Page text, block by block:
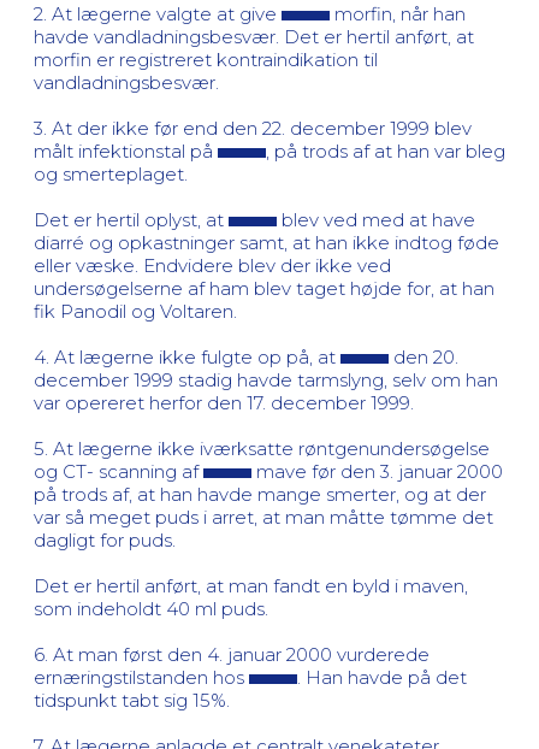
2. At lægerne valgte at give
morfin, når han
havde vandladningsbesvær. Det er hertil anført, at
morfin er registreret kontraindikation til
vandladningsbesvær.
3. At der ikke før end den 22. december 1999 blev
målt infektionstal på
, på trods af at han var bleg
og smerteplaget.
Det er hertil oplyst, at
blev ved med at have
diarré og opkastninger samt, at han ikke indtog føde
eller væske. Endvidere blev der ikke ved
undersøgelserne af ham blev taget højde for, at han
fik Panodil og Voltaren.
4. At lægerne ikke fulgte op på, at
den 20.
december 1999 stadig havde tarmslyng, selv om han
var opereret herfor den 17. december 1999.
5. At lægerne ikke iværksatte røntgenundersøgelse
og CT- scanning af
mave før den 3. januar 2000
på trods af, at han havde mange smerter, og at der
var så meget puds i arret, at man måtte tømme det
dagligt for puds.
Det er hertil anført, at man fandt en byld i maven,
som indeholdt 40 ml puds.
6. At man først den 4. januar 2000 vurderede
ernæringstilstanden hos
. Han havde på det
tidspunkt tabt sig 15%.